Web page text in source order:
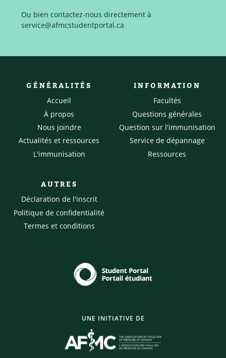
Ou bien contactez-nous directement à
service@afmcstudentportal.ca
GÉNÉRALITÉS
Accueil
À propos
Nous joindre
Actualités et ressources
L'immunisation
INFORMATION
Facultés
Questions générales
Question sur l'immunisation
Service de dépannage
Ressources
AUTRES
Déclaration de l'inscrit
Politique de confidentialité
Termes et conditions
UNE INITIATIVE DE